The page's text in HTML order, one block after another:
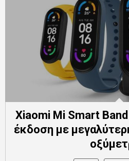
Xiaomi Mi Smart
έκδοση με